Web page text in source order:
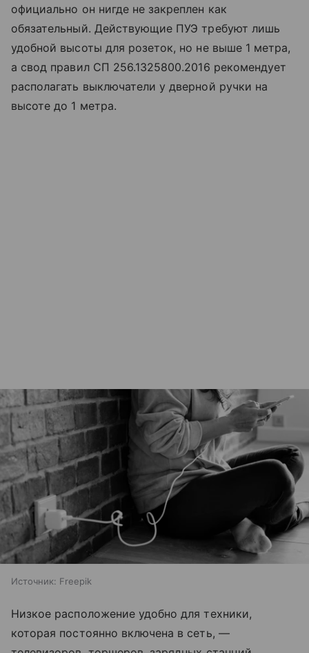
официально он нигде не закреплен как
обязательный. Действующие ПУЭ требуют лишь
удобной высоты для розеток, но не выше 1 метра,
а свод правил СП 256.1325800.2016 рекомендует
располагать выключатели у дверной ручки на
высоте до 1 метра.
Источник: Freepik
Низкое расположение удобно для техники,
которая постоянно включена в сеть, —